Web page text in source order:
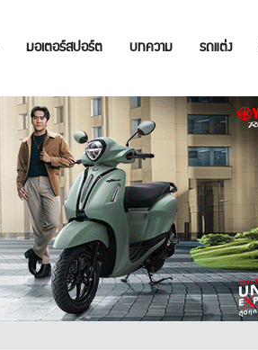
มอเตอร์สปอร์ต บทความ รถแต่ง